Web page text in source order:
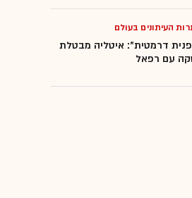
העיתונים בעולם
דרמטית": איטליה מבטלת
עם רפאל